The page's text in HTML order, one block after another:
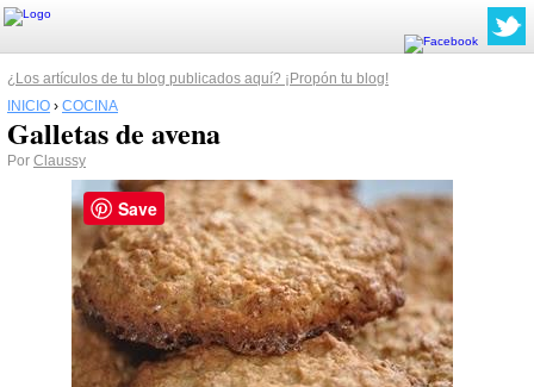
¿Los artículos de tu blog publicados aquí? ¡Propón tu blog!
INICIO › COCINA
Galletas de avena
Por Claussy
Save